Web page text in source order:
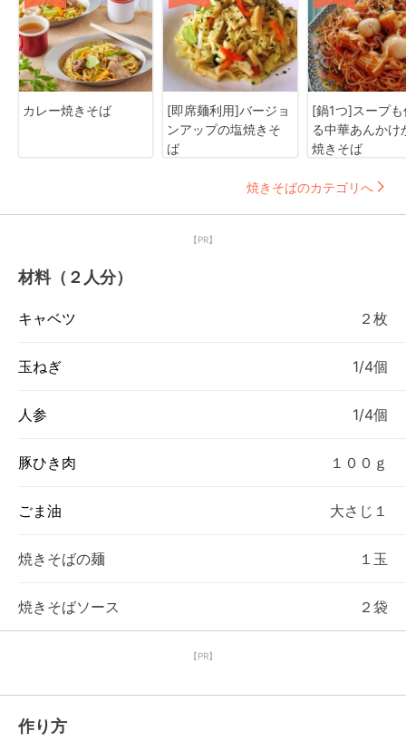
カレー焼きそば
[即席麺利用]バージョ
ンアップの塩焼きそ
ば
[鍋1つ]スープも
る中華あんかけ
焼きそば
焼きそばのカテゴリへ
【PR】
材料（２人分）
キャベツ ２枚
玉ねぎ 1/4個
人参 1/4個
豚ひき肉 １００ｇ
ごま油 大さじ１
焼きそばの麺 １玉
焼きそばソース ２袋
【PR】
作り方